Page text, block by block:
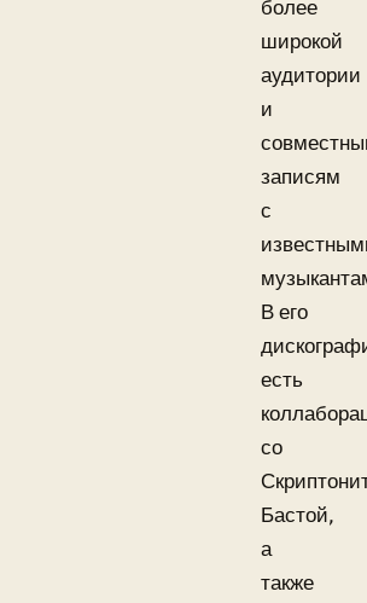
более
широкой
аудитории
и
записям
с
В его
есть
со
Бастой,
а
также